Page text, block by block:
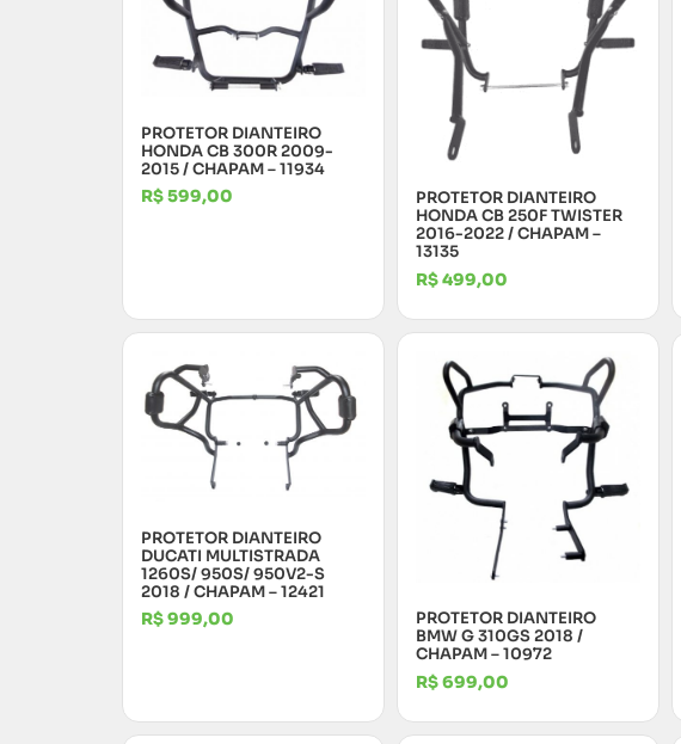
PROTETOR DIANTEIRO
HONDA CB 300R 2009-
2015 / CHAPAM – 11934
R$599,00
PROTETOR DIANTEIRO
HONDA CB 250F TWISTER
2016-2022 / CHAPAM –
13135
R$499,00
PROTETOR DIANTEIRO
DUCATI MULTISTRADA
1260S/ 950S/ 950V2-S
2018 / CHAPAM – 12421
R$999,00
PROTETOR DIANTEIRO
BMW G 310GS 2018 /
CHAPAM – 10972
R$699,00